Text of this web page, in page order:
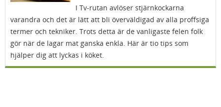
I Tv-rutan avlöser stjärnkockarna
varandra och det är lätt att bli överväldigad av alla proffsiga
termer och tekniker. Trots detta är de vanligaste felen folk
gör när de lagar mat ganska enkla. Här är tio tips som
hjälper dig att lyckas i köket.